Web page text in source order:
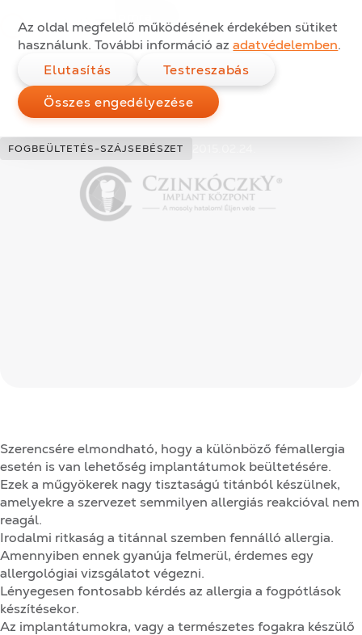
Az oldal megfelelő működésének érdekében sütiket
használunk. További információ azadatvédelemben.
Elutasítás
Testreszabás
Összes engedélyezése
Fémallergia esetén is
beültethetnek nekem
implantátumot?
Kategóriák:
FOGBEÜLTETÉS-SZÁJSEBÉSZET
Szerencsére elmondható, hogy a különböző fémallergia
esetén is van lehetőség implantátumok beültetésére.
Ezek a műgyökerek nagy tisztaságú titánból készülnek,
amelyekre a szervezet semmilyen allergiás reakcióval nem
reagál.
Irodalmi ritkaság a titánnal szemben fennálló allergia.
Amennyiben ennek gyanúja felmerül, érdemes egy
allergológiai vizsgálatot végezni.
Lényegesen fontosabb kérdés az allergia a fogpótlások
készítésekor.
Az implantátumokra, vagy a természetes fogakra készülő